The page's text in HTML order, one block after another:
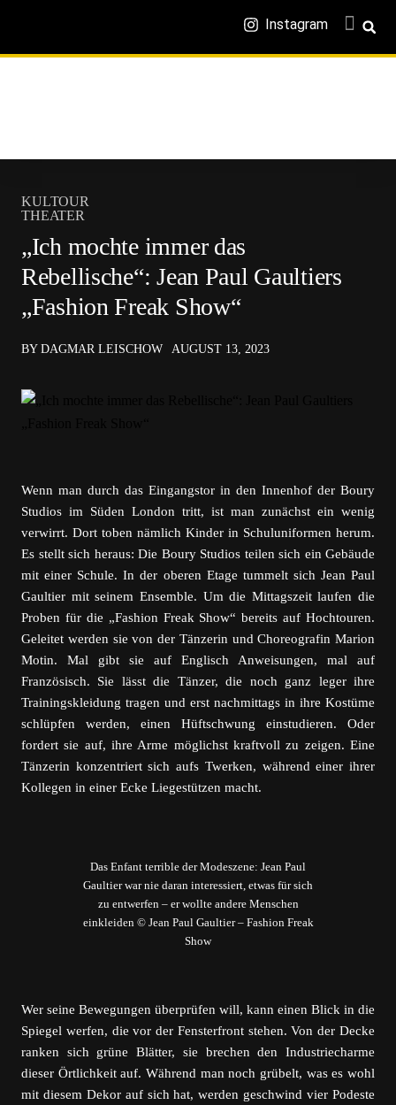
Instagram
KULTOUR
THEATER
„Ich mochte immer das
Rebellische“: Jean Paul Gaultiers
„Fashion Freak Show“
BY DAGMAR LEISCHOW AUGUST 13, 2023
Wenn man durch das Eingangstor in den Innenhof der Boury
Studios im Süden London tritt, ist man zunächst ein wenig
verwirrt. Dort toben nämlich Kinder in Schuluniformen herum.
Es stellt sich heraus: Die Boury Studios teilen sich ein Gebäude
mit einer Schule. In der oberen Etage tummelt sich Jean Paul
Gaultier mit seinem Ensemble. Um die Mittagszeit laufen die
Proben für die „Fashion Freak Show“ bereits auf Hochtouren.
Geleitet werden sie von der Tänzerin und Choreografin Marion
Motin. Mal gibt sie auf Englisch Anweisungen, mal auf
Französisch. Sie lässt die Tänzer, die noch ganz leger ihre
Trainingskleidung tragen und erst nachmittags in ihre Kostüme
schlüpfen werden, einen Hüftschwung einstudieren. Oder
fordert sie auf, ihre Arme möglichst kraftvoll zu zeigen. Eine
Tänzerin konzentriert sich aufs Twerken, während einer ihrer
Kollegen in einer Ecke Liegestützen macht.
Das Enfant terrible der Modeszene: Jean Paul
Gaultier war nie daran interessiert, etwas für sich
zu entwerfen – er wollte andere Menschen
einkleiden © Jean Paul Gaultier – Fashion Freak
Show
Wer seine Bewegungen überprüfen will, kann einen Blick in die
Spiegel werfen, die vor der Fensterfront stehen. Von der Decke
ranken sich grüne Blätter, sie brechen den Industriecharme
dieser Örtlichkeit auf. Während man noch grübelt, was es wohl
mit diesem Dekor auf sich hat, werden geschwind vier Podeste